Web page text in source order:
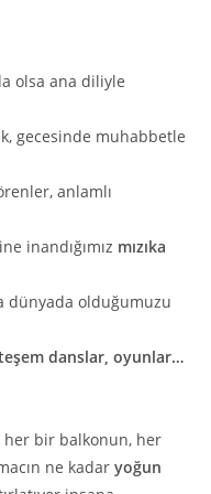
olsa ana diliyle
gecesinde muhabbetle
anlamlı
inandığımız mızıka
dünyada olduğumuzu
danslar, oyunlar…
her bir balkonun, her
ne kadaryoğun